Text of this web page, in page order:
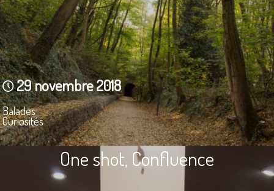
29 novembre 2018
Balades
Curiosités
One shot, Confluence